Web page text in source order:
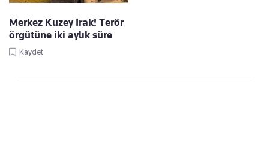
Merkez Kuzey Irak! Terör
örgütüne iki aylık süre
Kaydet